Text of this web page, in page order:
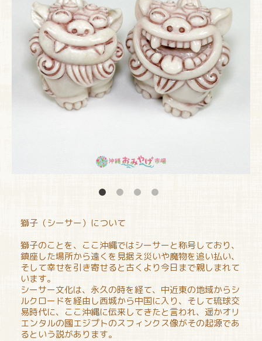
獅子（シーサー）について
獅子のことを、ここ沖縄ではシーサーと称号しており、
鎮座した場所から遠くを見据え災いや魔物を追い払い、
そして幸せを引き寄せると古くより今日まで親しまれて
います。
シーサー文化は、永久の時を経て、中近東の地域からシ
ルクロードを経由し西城から中国に入り、そして琉球交
易時代に、ここ沖縄に伝来してきたと言われ、遥かオリ
エンタルの國エジプトのスフィンクス像がその起源であ
るという説があります。